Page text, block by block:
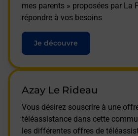
mes parents » proposées par La
répondre à vos besoins
Je découvre
Azay Le Rideau
Vous désirez souscrire à une
téléassistance dans cette
les différentes offres de